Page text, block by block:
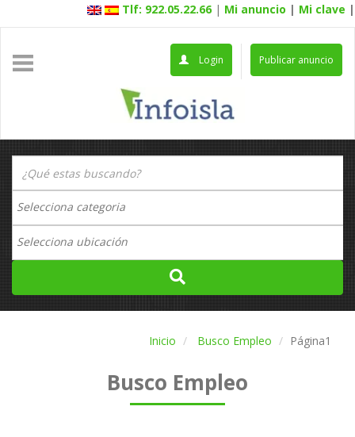
Tlf: 922.05.22.66 | Mi anuncio | Mi clave |
Publicar anuncio
Login
Inicio Busco Empleo Página1
Busco Empleo